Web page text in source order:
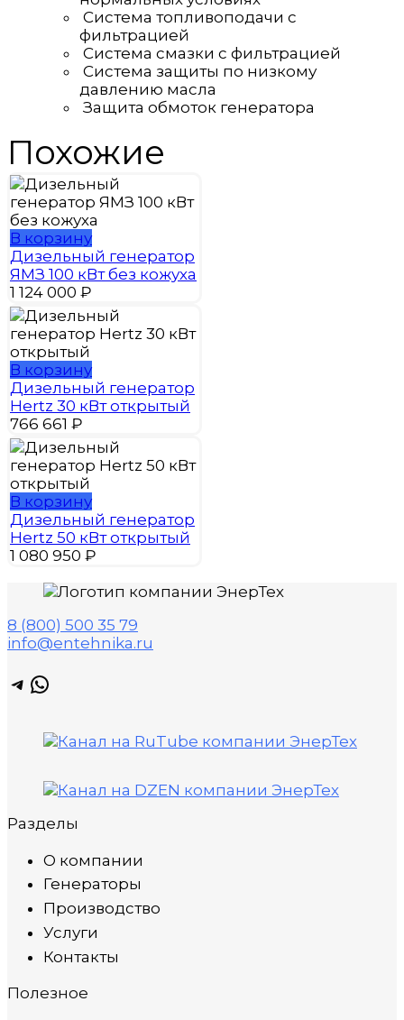
Система топливоподачи с
фильтрацией
Система смазки с фильтрацией
Система защиты по низкому
давлению масла
Защита обмоток генератора
Похожие
В корзину
Дизельный генератор
ЯМЗ 100 кВт без кожуха
1 124 000 ₽
В корзину
Дизельный генератор
Hertz 30 кВт открытый
766 661 ₽
В корзину
Дизельный генератор
Hertz 50 кВт открытый
1 080 950 ₽
8 (800) 500 35 79
info@entehnika.ru
Telegram
WhatsApp
Разделы
О компании
Генераторы
Производство
Услуги
Контакты
Полезное